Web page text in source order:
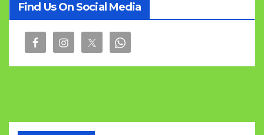
Find Us On Social Media